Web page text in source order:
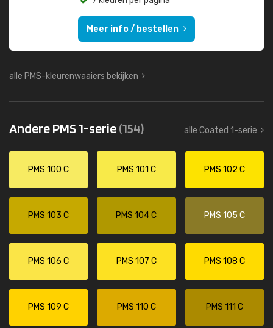
Meer info / bestellen
alle PMS-kleurenwaaiers bekijken
Andere PMS 1-serie(154) alle Coated 1-serie
PMS 100 C PMS 101 C PMS 102 C
PMS 103 C PMS 104 C PMS 105 C
PMS 106 C PMS 107 C PMS 108 C
PMS 109 C PMS 110 C PMS 111 C